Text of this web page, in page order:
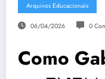
Arquivos Educacionais
06/04/2026 0
Como